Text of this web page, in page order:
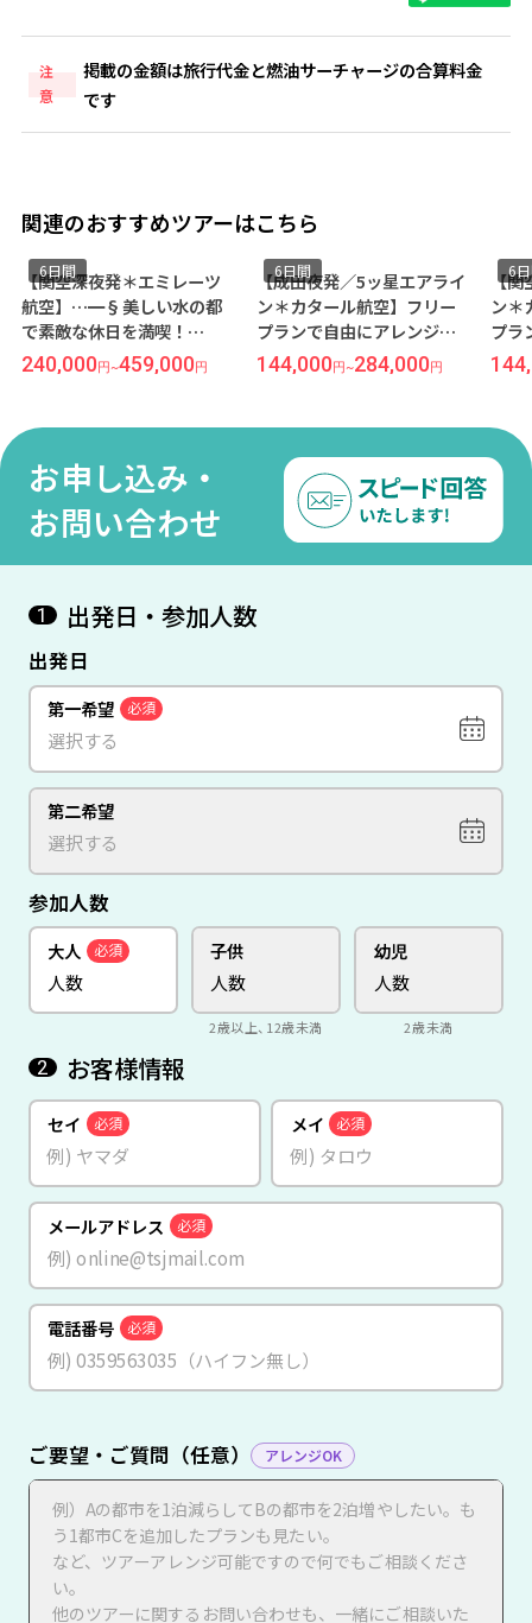
注
意
掲載の金額は旅行代金と燃油サーチャージの合算料金
です
関連のおすすめツアーはこちら
【関空深夜発＊エミレーツ
航空】…━§美しい水の都
で素敵な休日を満喫！
§━… ◇◆＜ベネチア＞
6日間◇◆ ＜4ッ星ホテル プ
6日間
240,000円~459,000円
【成田夜発／5ッ星エアライ
ン＊カタール航空】フリー
プランで自由にアレンジ◆
歴史と芸術の街＜ローマ＞6
日間（価格重視ホテル利
6日間
144,000円~284,000円
【
ン＊
プラ
歴史
日
6
お申し込み・
お問い合わせ
1 出発日・参加人数
出発日
第一希望 必須
第二希望
参加人数
大人 必須 子供
2歳以上、12歳未満
幼児
2歳未満
2 お客様情報
セイ 必須 メイ 必須
メールアドレス 必須
電話番号 必須
ご要望・ご質問（任意） アレンジOK